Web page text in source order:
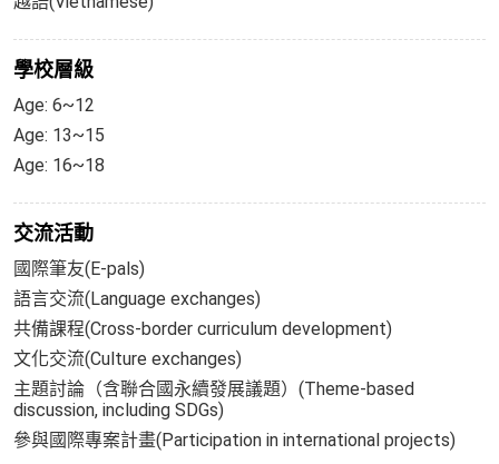
學校層級
Age: 6~12
Age: 13~15
Age: 16~18
交流活動
國際筆友(E-pals)
語言交流(Language exchanges)
共備課程(Cross-border curriculum development)
文化交流(Culture exchanges)
主題討論（含聯合國永續發展議題）(Theme-based
discussion, including SDGs)
參與國際專案計畫(Participation in international projects)